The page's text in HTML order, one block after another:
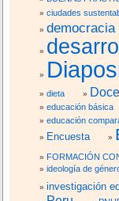
ciudades
democracia
dieta
educación básica
educación
Encuesta
FORMACIÓN
ideología de
investigación